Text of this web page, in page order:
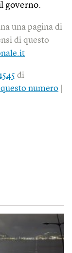
governo.
una pagina di
di questo
di
numero